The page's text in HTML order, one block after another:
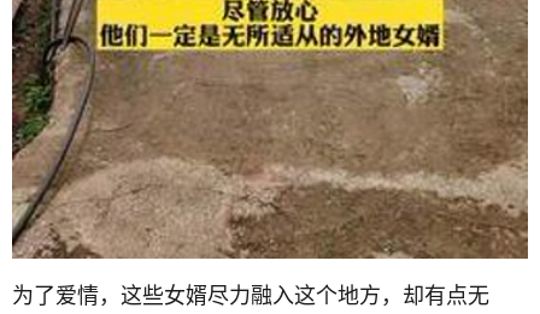
为了爱情，这些女婿尽力融入这个地方，却有点无